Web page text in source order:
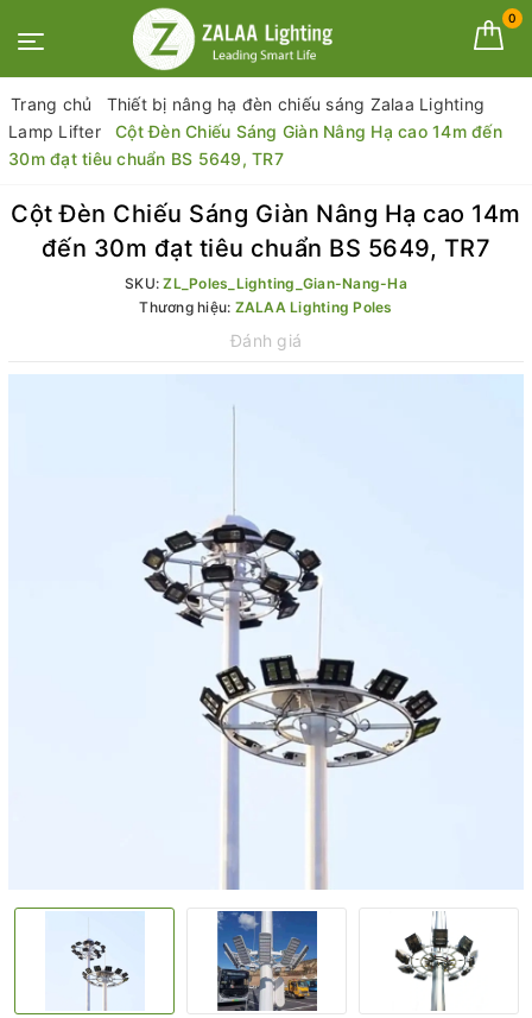
0
Trang chủ
Thiết bị nâng hạ đèn chiếu sáng Zalaa Lighting
Lamp Lifter
Cột Đèn Chiếu Sáng Giàn Nâng Hạ cao 14m đến
30m đạt tiêu chuẩn BS 5649, TR7
Cột Đèn Chiếu Sáng Giàn Nâng Hạ cao 14m
đến 30m đạt tiêu chuẩn BS 5649, TR7
SKU:ZL_Poles_Lighting_Gian-Nang-Ha
Thương hiệu: ZALAA Lighting Poles
Đánh giá